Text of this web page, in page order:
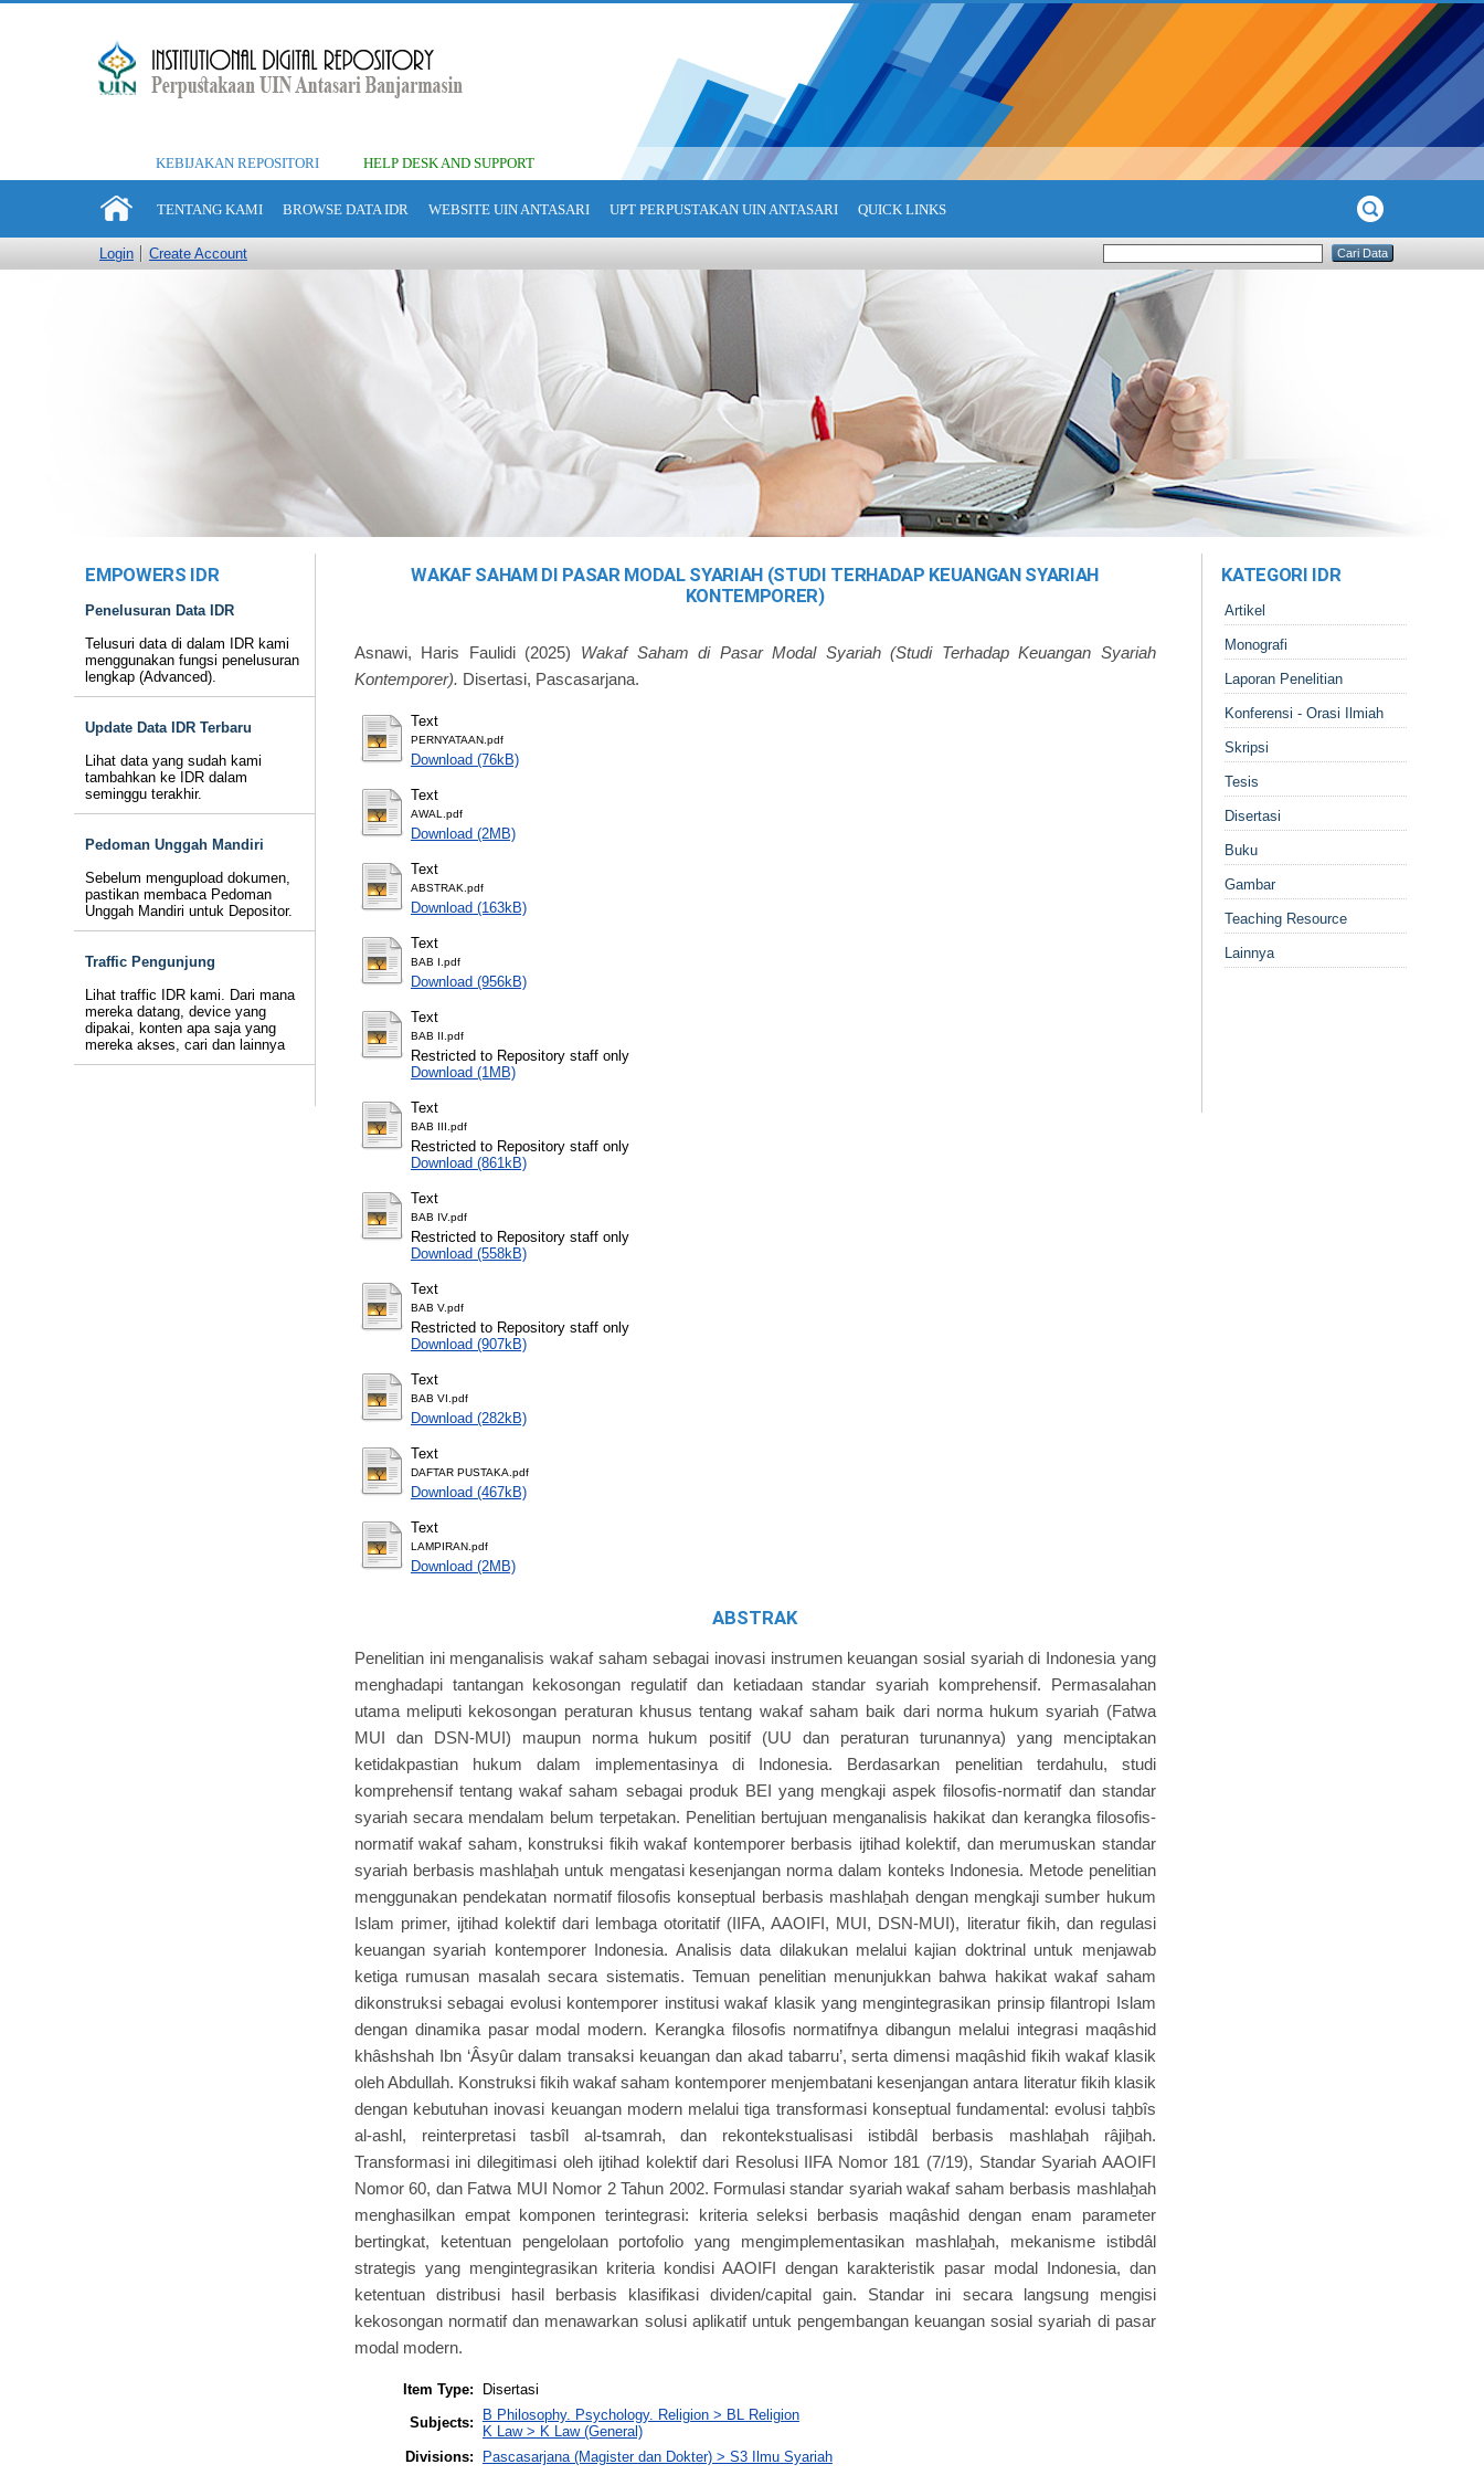
KEBIJAKAN REPOSITORI HELP DESK AND SUPPORT
TENTANG KAMI BROWSE DATA IDR WEBSITE UIN ANTASARI UPT PERPUSTAKAN UIN ANTASARI QUICK LINKS
Login Create Account
EMPOWERS IDR
Penelusuran Data IDR
Telusuri data di dalam IDR kami
menggunakan fungsi penelusuran
lengkap (Advanced).
Update Data IDR Terbaru
Lihat data yang sudah kami
tambahkan ke IDR dalam
seminggu terakhir.
Pedoman Unggah Mandiri
Sebelum mengupload dokumen,
pastikan membaca Pedoman
Unggah Mandiri untuk Depositor.
Traffic Pengunjung
Lihat traffic IDR kami. Dari mana
mereka datang, device yang
dipakai, konten apa saja yang
mereka akses, cari dan lainnya
WAKAF SAHAM DI PASAR MODAL SYARIAH (STUDI TERHADAP KEUANGAN SYARIAH
KONTEMPORER)
Asnawi, Haris Faulidi(2025) Wakaf Saham di Pasar Modal Syariah (Studi Terhadap Keuangan Syariah
Kontemporer). Disertasi, Pascasarjana.
Text
PERNYATAAN.pdf
Download (76kB)
Text
AWAL.pdf
Download (2MB)
Text
ABSTRAK.pdf
Download (163kB)
Text
BAB I.pdf
Download (956kB)
Text
BAB II.pdf
Restricted to Repository staff only
Download (1MB)
Text
BAB III.pdf
Restricted to Repository staff only
Download (861kB)
Text
BAB IV.pdf
Restricted to Repository staff only
Download (558kB)
Text
BAB V.pdf
Restricted to Repository staff only
Download (907kB)
Text
BAB VI.pdf
Download (282kB)
Text
DAFTAR PUSTAKA.pdf
Download (467kB)
Text
LAMPIRAN.pdf
Download (2MB)
ABSTRAK
Penelitian ini menganalisis wakaf saham sebagai inovasi instrumen keuangan sosial syariah di Indonesia yang
menghadapi tantangan kekosongan regulatif dan ketiadaan standar syariah komprehensif. Permasalahan
utama meliputi kekosongan peraturan khusus tentang wakaf saham baik dari norma hukum syariah (Fatwa
MUI dan DSN-MUI) maupun norma hukum positif (UU dan peraturan turunannya) yang menciptakan
ketidakpastian hukum dalam implementasinya di Indonesia. Berdasarkan penelitian terdahulu, studi
komprehensif tentang wakaf saham sebagai produk BEI yang mengkaji aspek filosofis-normatif dan standar
syariah secara mendalam belum terpetakan. Penelitian bertujuan menganalisis hakikat dan kerangka filosofis-
normatif wakaf saham, konstruksi fikih wakaf kontemporer berbasis ijtihad kolektif, dan merumuskan standar
syariah berbasis mashlaẖah untuk mengatasi kesenjangan norma dalam konteks Indonesia. Metode penelitian
menggunakan pendekatan normatif filosofis konseptual berbasis mashlaẖah dengan mengkaji sumber hukum
Islam primer, ijtihad kolektif dari lembaga otoritatif (IIFA, AAOIFI, MUI, DSN-MUI), literatur fikih, dan regulasi
keuangan syariah kontemporer Indonesia. Analisis data dilakukan melalui kajian doktrinal untuk menjawab
ketiga rumusan masalah secara sistematis. Temuan penelitian menunjukkan bahwa hakikat wakaf saham
dikonstruksi sebagai evolusi kontemporer institusi wakaf klasik yang mengintegrasikan prinsip filantropi Islam
dengan dinamika pasar modal modern. Kerangka filosofis normatifnya dibangun melalui integrasi maqâshid
khâshshah Ibn ‘Âsyûr dalam transaksi keuangan dan akad tabarru’, serta dimensi maqâshid fikih wakaf klasik
oleh Abdullah. Konstruksi fikih wakaf saham kontemporer menjembatani kesenjangan antara literatur fikih klasik
dengan kebutuhan inovasi keuangan modern melalui tiga transformasi konseptual fundamental: evolusi taẖbîs
al-ashl, reinterpretasi tasbîl al-tsamrah, dan rekontekstualisasi istibdâl berbasis mashlaẖah râjiẖah.
Transformasi ini dilegitimasi oleh ijtihad kolektif dari Resolusi IIFA Nomor 181 (7/19), Standar Syariah AAOIFI
Nomor 60, dan Fatwa MUI Nomor 2 Tahun 2002. Formulasi standar syariah wakaf saham berbasis mashlaẖah
menghasilkan empat komponen terintegrasi: kriteria seleksi berbasis maqâshid dengan enam parameter
bertingkat, ketentuan pengelolaan portofolio yang mengimplementasikan mashlaẖah, mekanisme istibdâl
strategis yang mengintegrasikan kriteria kondisi AAOIFI dengan karakteristik pasar modal Indonesia, dan
ketentuan distribusi hasil berbasis klasifikasi dividen/capital gain. Standar ini secara langsung mengisi
kekosongan normatif dan menawarkan solusi aplikatif untuk pengembangan keuangan sosial syariah di pasar
modal modern.
Item Type:
Disertasi
Subjects:
B Philosophy. Psychology. Religion > BL Religion
K Law > K Law (General)
Divisions:
Pascasarjana (Magister dan Dokter) > S3 Ilmu Syariah
KATEGORI IDR
Artikel
Monografi
Laporan Penelitian
Konferensi - Orasi Ilmiah
Skripsi
Tesis
Disertasi
Buku
Gambar
Teaching Resource
Lainnya